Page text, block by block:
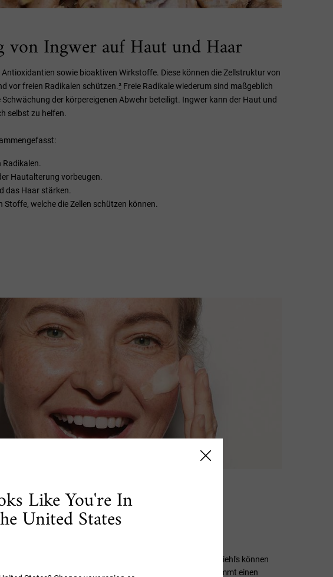
von Ingwer auf Haut und Haar
sowie bioaktiven Wirkstoffe. Diese können die Zellstruktur von
vor freien Radikalen schützen.² Freie Radikale wiederum sind maßgeblich
der körpereigenen Abwehr beteiligt. Ingwer kann der Haut und
selbst zu helfen.
Hautalterung vorbeugen.
das Haar stärken.
welche die Zellen schützen können.
und strahlende Haut – die Pflegeprodukte mit Ingwer von Kiehl's können
und regenerieren. So sieht sie jugendlicher aus und bekommt einen
Like You're In
United States